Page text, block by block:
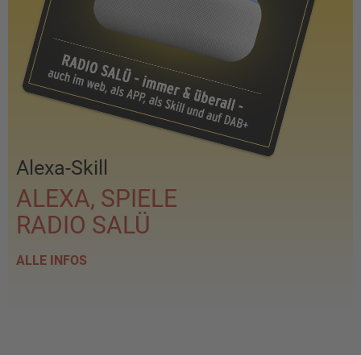
Alexa-Skill
ALEXA, SPIELE
RADIO SALÜ
ALLE INFOS